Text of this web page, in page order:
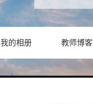
我的相册 教师博客